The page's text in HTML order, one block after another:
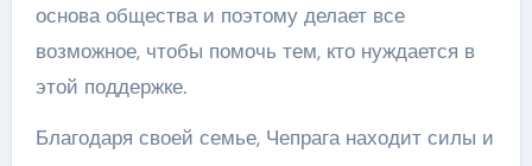
основа общества и поэтому делает все
возможное, чтобы помочь тем, кто нуждается в
этой поддержке.
Благодаря своей семье, Чепрага находит силы и